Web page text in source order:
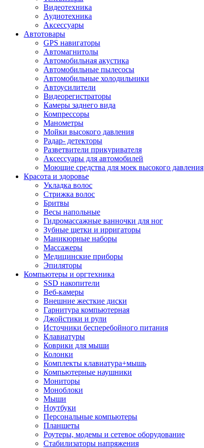
Видеотехника
Аудиотехника
Аксессуары
Автотовары
GPS навигаторы
Автомагнитолы
Автомобильная акустика
Автомобильные пылесосы
Автомобильные холодильники
Автоусилители
Видеорегистраторы
Камеры заднего вида
Компрессоры
Манометры
Мойки высокого давления
Радар- детекторы
Разветвители прикуривателя
Аксессуары для автомобилей
Моющие средства для моек высокого давления
Красота и здоровье
Укладка волос
Стрижка волос
Бритвы
Весы напольные
Гидромассажные ванночки для ног
Зубные щетки и ирригаторы
Маникюрные наборы
Массажеры
Медицинские приборы
Эпиляторы
Компьютеры и оргтехника
SSD накопители
Веб-камеры
Внешние жесткие диски
Гарнитура компьютерная
Джойстики и рули
Источники бесперебойного питания
Клавиатуры
Коврики для мыши
Колонки
Комплекты клавиатура+мышь
Компьютерные наушники
Мониторы
Моноблоки
Мыши
Ноутбуки
Персональные компьютеры
Планшеты
Роутеры, модемы и сетевое оборудование
Стабилизаторы напряжения